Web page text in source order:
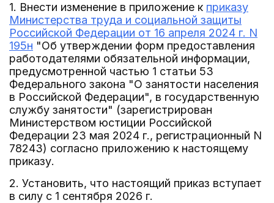
1. Внести изменение в приложение к приказу
Министерства труда и социальной защиты
Российской Федерации от 16 апреля 2024 г. N
195н "Об утверждении форм предоставления
работодателями обязательной информации,
предусмотренной частью 1 статьи 53
Федерального закона "О занятости населения
в Российской Федерации", в государственную
службу занятости" (зарегистрирован
Министерством юстиции Российской
Федерации 23 мая 2024 г., регистрационный N
78243) согласно приложению к настоящему
приказу.
2. Установить, что настоящий приказ вступает
в силу с 1 сентября 2026 г.